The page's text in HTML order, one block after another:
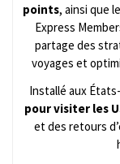
points, ainsi que
Express
partage des
voyages et
Installé aux
pour visiter les
et des retours